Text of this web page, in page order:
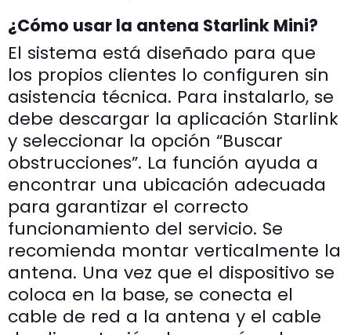
¿Cómo usar la antena Starlink Mini?
El sistema está diseñado para que
los propios clientes lo configuren sin
asistencia técnica. Para instalarlo, se
debe descargar la aplicación Starlink
y seleccionar la opción “Buscar
obstrucciones”. La función ayuda a
encontrar una ubicación adecuada
para garantizar el correcto
funcionamiento del servicio. Se
recomienda montar verticalmente la
antena. Una vez que el dispositivo se
coloca en la base, se conecta el
cable de red a la antena y el cable